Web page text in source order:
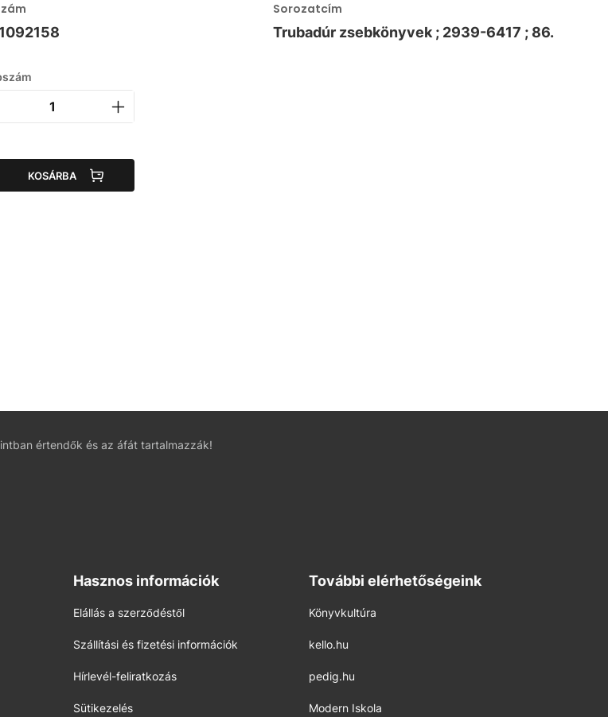
Sorozatcím
Trubadúr zsebkönyvek ; 2939-6417 ; 86.
KOSÁRBA
értendők és az áfát tartalmazzák!
Hasznos információk
Elállás a szerződéstől
Szállítási és fizetési információk
Hírlevél-feliratkozás
Sütikezelés
További elérhetőségeink
Könyvkultúra
kello.hu
pedig.hu
Modern Iskola